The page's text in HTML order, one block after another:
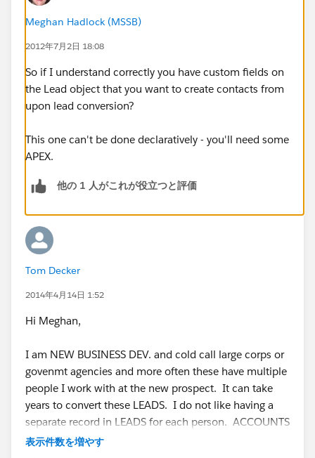
Meghan Hadlock (MSSB)
2012年7月2日 18:08
So if I understand correctly you have custom fields on
the Lead object that you want to create contacts from
upon lead conversion?
This one can't be done declaratively - you'll need some
APEX.
他の 1 人がこれが役立つと評価
Tom Decker
2014年4月14日 1:52
Hi Meghan,
I am NEW BUSINESS DEV. and cold call large corps or
govenmt agencies and more often these have multiple
people I work with at the new prospect. It can take
years to convert these LEADS. I do not like having a
separate record in LEADS for each person. ACCOUNTS
has the ability to add many additional contacts on the
表示件数を増やす